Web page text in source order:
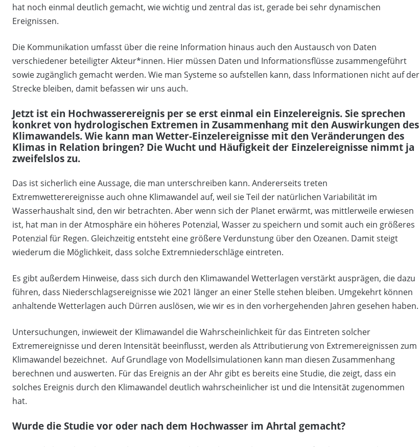
hat noch einmal deutlich gemacht, wie wichtig und zentral das ist, gerade bei sehr dynamischen
Ereignissen.
Die Kommunikation umfasst über die reine Information hinaus auch den Austausch von Daten
verschiedener beteiligter Akteur*innen. Hier müssen Daten und Informationsflüsse zusammengeführt
sowie zugänglich gemacht werden. Wie man Systeme so aufstellen kann, dass Informationen nicht auf der
Strecke bleiben, damit befassen wir uns auch.
Jetzt ist ein Hochwasserereignis per se erst einmal ein Einzelereignis. Sie sprechen
konkret von hydrologischen Extremen in Zusammenhang mit den Auswirkungen des
Klimawandels. Wie kann man Wetter-Einzelereignisse mit den Veränderungen des
Klimas in Relation bringen? Die Wucht und Häufigkeit der Einzelereignisse nimmt ja
zweifelslos zu.
Das ist sicherlich eine Aussage, die man unterschreiben kann. Andererseits treten
Extremwetterereignisse auch ohne Klimawandel auf, weil sie Teil der natürlichen Variabilität im
Wasserhaushalt sind, den wir betrachten. Aber wenn sich der Planet erwärmt, was mittlerweile erwiesen
ist, hat man in der Atmosphäre ein höheres Potenzial, Wasser zu speichern und somit auch ein größeres
Potenzial für Regen. Gleichzeitig entsteht eine größere Verdunstung über den Ozeanen. Damit steigt
wiederum die Möglichkeit, dass solche Extremniederschläge eintreten.
Es gibt außerdem Hinweise, dass sich durch den Klimawandel Wetterlagen verstärkt ausprägen, die dazu
führen, dass Niederschlagsereignisse wie 2021 länger an einer Stelle stehen bleiben. Umgekehrt können
anhaltende Wetterlagen auch Dürren auslösen, wie wir es in den vorhergehenden Jahren gesehen haben.
Untersuchungen, inwieweit der Klimawandel die Wahrscheinlichkeit für das Eintreten solcher
Extremereignisse und deren Intensität beeinflusst, werden als Attributierung von Extremereignissen zum
Klimawandel bezeichnet. Auf Grundlage von Modellsimulationen kann man diesen Zusammenhang
berechnen und auswerten. Für das Ereignis an der Ahr gibt es bereits eine Studie, die zeigt, dass ein
solches Ereignis durch den Klimawandel deutlich wahrscheinlicher ist und die Intensität zugenommen
hat.
Wurde die Studie vor oder nach dem Hochwasser im Ahrtal gemacht?